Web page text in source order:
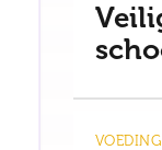
VOEDING